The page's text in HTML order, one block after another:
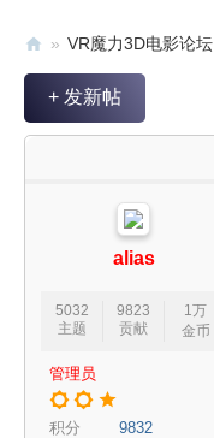
V
» VR魔力3D电影论坛
+ 发新帖
alias
5032
主题
9823
贡献
1万
金币
管理员
积分 9832